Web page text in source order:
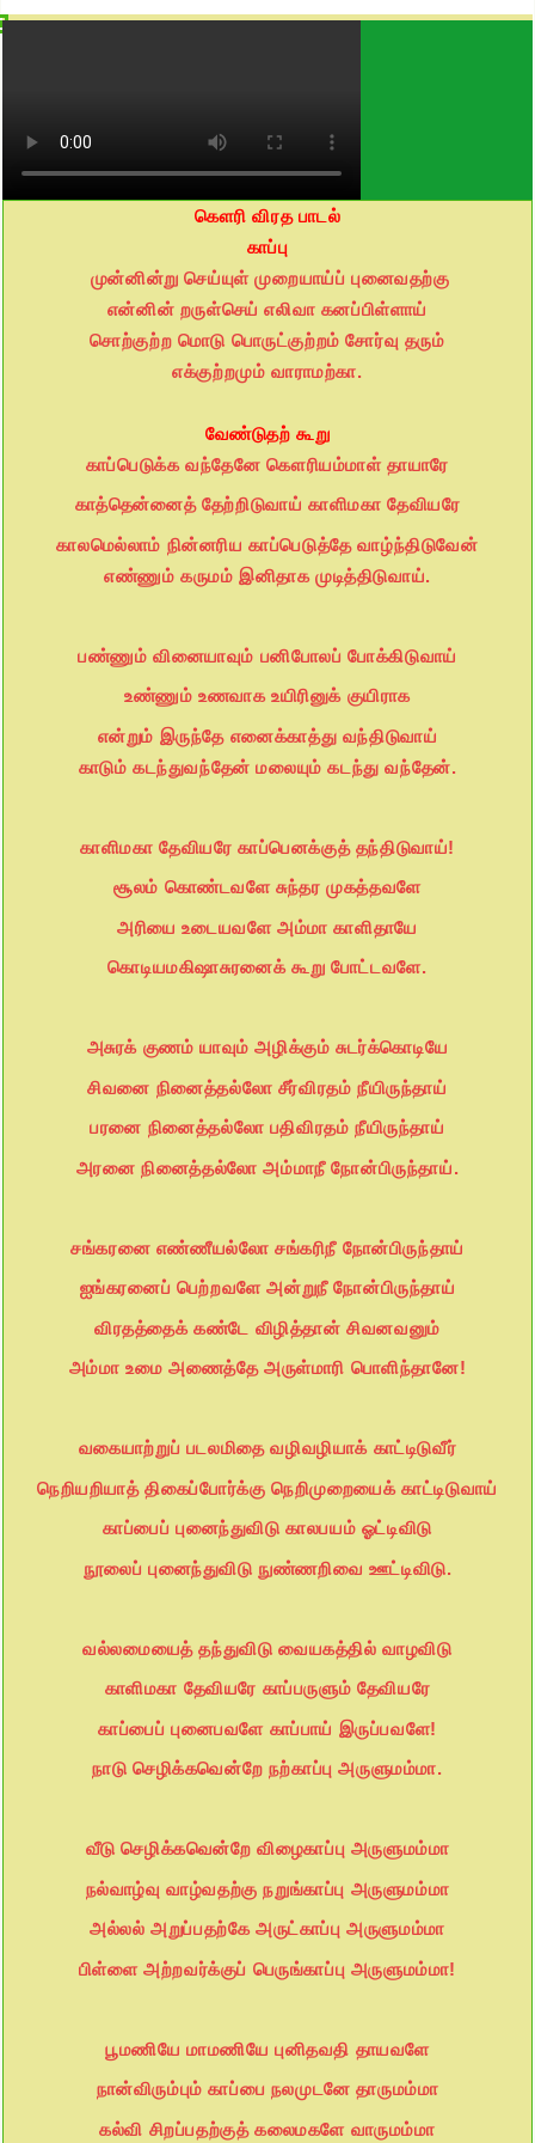
கௌரி விரத பாடல்
காப்பு
முன்னின்று செய்யுள் முறையாய்ப் புனைவதற்கு
என்னின் றருள்செய் எலிவா கனப்பிள்ளாய்
சொற்குற்ற மொடு பொருட்குற்றம் சோர்வு தரும்
எக்குற்றமும் வாராமற்கா.
வேண்டுதற் கூறு
காப்பெடுக்க வந்தேனே கௌரியம்மாள் தாயாரே
காத்தென்னைத் தேற்றிடுவாய் காளிமகா தேவியரே
காலமெல்லாம் நின்னரிய காப்பெடுத்தே வாழ்ந்திடுவேன்
எண்ணும் கருமம் இனிதாக முடித்திடுவாய்.
பண்ணும் வினையாவும் பனிபோலப் போக்கிடுவாய்
உண்ணும் உணவாக உயிரினுக் குயிராக
என்றும் இருந்தே எனைக்காத்து வந்திடுவாய்
காடும் கடந்துவந்தேன் மலையும் கடந்து வந்தேன்.
காளிமகா தேவியரே காப்பெனக்குத் தந்திடுவாய்!
சூலம் கொண்டவளே சுந்தர முகத்தவளே
அரியை உடையவளே அம்மா காளிதாயே
கொடியமகிஷாசுரனைக் கூறு போட்டவளே.
அசுரக் குணம் யாவும் அழிக்கும் சுடர்க்கொடியே
சிவனை நினைத்தல்லோ சீர்விரதம் நீயிருந்தாய்
பரனை நினைத்தல்லோ பதிவிரதம் நீயிருந்தாய்
அரனை நினைத்தல்லோ அம்மாநீ நோன்பிருந்தாய்.
சங்கரனை எண்ணீயல்லோ சங்கரிநீ நோன்பிருந்தாய்
ஐங்கரனைப் பெற்றவளே அன்றுநீ நோன்பிருந்தாய்
விரதத்தைக் கண்டே விழித்தான் சிவனவனும்
அம்மா உமை அணைத்தே அருள்மாரி பொளிந்தானே!
வகையாற்றுப் படலமிதை வழிவழியாக் காட்டிடுவீர்
நெறியறியாத் திகைப்போர்க்கு நெறிமுறையைக் காட்டிடுவாய்
காப்பைப் புனைந்துவிடு காலபயம் ஓட்டிவிடு
நூலைப் புனைந்துவிடு நுண்ணறிவை ஊட்டிவிடு.
வல்லமையைத் தந்துவிடு வையகத்தில் வாழவிடு
காளிமகா தேவியரே காப்பருளும் தேவியரே
காப்பைப் புனைபவளே காப்பாய் இருப்பவளே!
நாடு செழிக்கவென்றே நற்காப்பு அருளுமம்மா.
வீடு செழிக்கவென்றே விழைகாப்பு அருளுமம்மா
நல்வாழ்வு வாழ்வதற்கு நறுங்காப்பு அருளுமம்மா
அல்லல் அறுப்பதற்கே அருட்காப்பு அருளுமம்மா
பிள்ளை அற்றவர்க்குப் பெருங்காப்பு அருளுமம்மா!
பூமணியே மாமணியே புனிதவதி தாயவளே
நான்விரும்பும் காப்பை நலமுடனே தாருமம்மா
கல்வி சிறப்பதற்குத் கலைமகளே வாருமம்மா